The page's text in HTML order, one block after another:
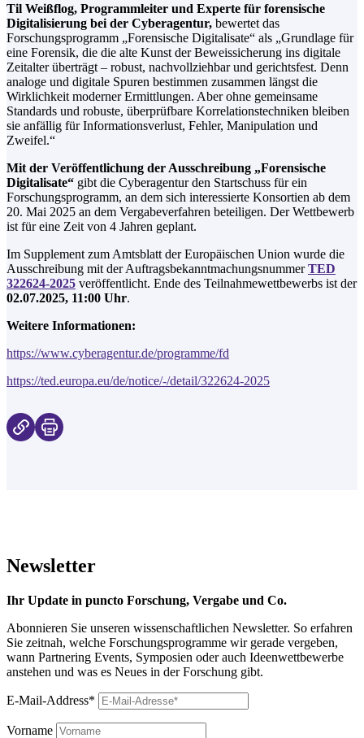
Til Weißflog, Programmleiter und Experte für forensische
Digitalisierung bei der Cyberagentur, bewertet das
Forschungsprogramm „Forensische Digitalisate“ als „Grundlage für
eine Forensik, die die alte Kunst der Beweissicherung ins digitale
Zeitalter überträgt – robust, nachvollziehbar und gerichtsfest. Denn
analoge und digitale Spuren bestimmen zusammen längst die
Wirklichkeit moderner Ermittlungen. Aber ohne gemeinsame
Standards und robuste, überprüfbare Korrelationstechniken bleiben
sie anfällig für Informationsverlust, Fehler, Manipulation und
Zweifel.“
Mit der Veröffentlichung der Ausschreibung „Forensische
Digitalisate“ gibt die Cyberagentur den Startschuss für ein
Forschungsprogramm, an dem sich interessierte Konsortien ab dem
20. Mai 2025 an dem Vergabeverfahren beteiligen. Der Wettbewerb
ist für eine Zeit von 4 Jahren geplant.
Im Supplement zum Amtsblatt der Europäischen Union wurde die
Ausschreibung mit der AuftragsbekanntmachungsnummerTED
322624-2025 veröffentlicht. Ende des Teilnahmewettbewerbs ist der
02.07.2025, 11:00 Uhr.
Weitere Informationen:
https://www.cyberagentur.de/programme/fd
https://ted.europa.eu/de/notice/-/detail/322624-2025
Newsletter
Ihr Update in puncto Forschung, Vergabe und Co.
Abonnieren Sie unseren wissenschaftlichen Newsletter. So erfahren
Sie zeitnah, welche Forschungsprogramme wir gerade vergeben,
wann Partnering Events, Symposien oder auch Ideenwettbewerbe
anstehen und was es Neues in der Forschung gibt.
E-Mail-Address*
Vorname